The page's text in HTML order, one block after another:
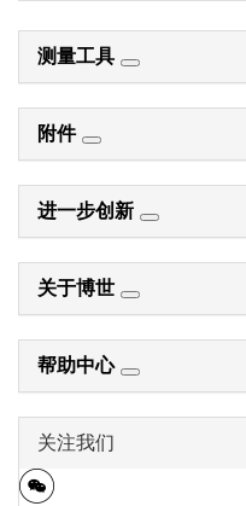
测量工具
附件
进一步创新
关于博世
帮助中心
关注我们